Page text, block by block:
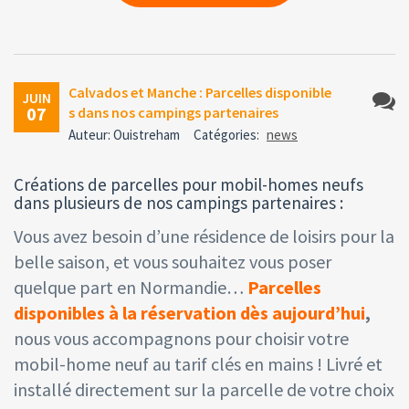
JUIN
07
Calvados et Manche : Parcelles disponible
s dans nos campings partenaires
Auteur: Ouistreham Catégories: news
Créations de parcelles pour mobil-homes neufs
dans plusieurs de nos campings partenaires :
Vous avez besoin d’une résidence de loisirs pour la
belle saison, et vous souhaitez vous poser
quelque part en Normandie… Parcelles
disponibles à la réservation dès aujourd’hui,
nous vous accompagnons pour choisir votre
mobil-home neuf au tarif clés en mains ! Livré et
installé directement sur la parcelle de votre choix